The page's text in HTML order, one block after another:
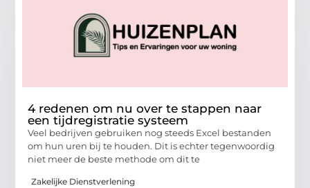
4 redenen om nu over te stappen naar
een tijdregistratie systeem
Veel bedrijven gebruiken nog steeds Excel bestanden
om hun uren bij te houden. Dit is echter tegenwoordig
niet meer de beste methode om dit te
Zakelijke Dienstverlening